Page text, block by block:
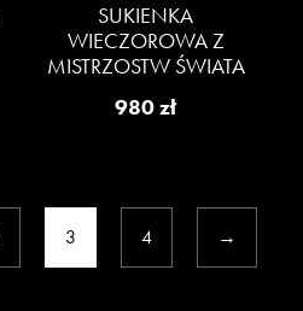
SUKIENKA
WIECZOROWA Z
MISTRZOSTW ŚWIATA
980zł
3 4 →